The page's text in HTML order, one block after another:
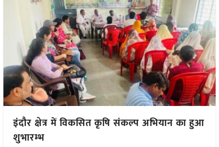
इंदौर क्षेत्र में विकसित कृषि संकल्प अभियान का हुआ
शुभारम्भ